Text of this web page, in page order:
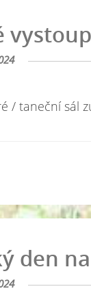
/ taneční sál
den